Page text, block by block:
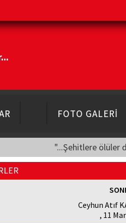
FOTO GALERİ
"...Şehitlere ölüler
Ceyhun Atıf
, 11